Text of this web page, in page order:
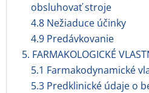
obsluhovať stroje
4.8 Nežiaduce účinky
4.9 Predávkovanie
5. FARMAKOLOGICKÉ
5.1 Farmakodynamické
5.3 Predklinické údaje o